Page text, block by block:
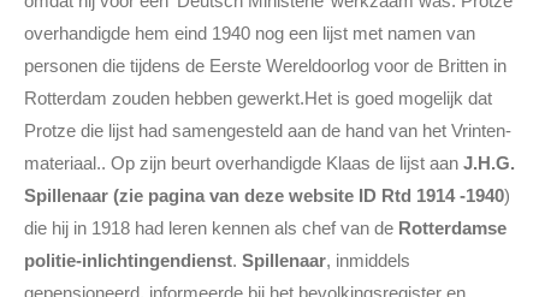
overhandigde hem eind 1940 nog een lijst met namen van
personen die tijdens de Eerste Wereldoorlog voor de Britten in
Rotterdam zouden hebben gewerkt.Het is goed mogelijk dat
Protze die lijst had samengesteld aan de hand van het Vrinten-
materiaal.. Op zijn beurt overhandigde Klaas de lijst aan J.H.G.
Spillenaar (zie pagina van deze website ID Rtd 1914 -1940)
die hij in 1918 had leren kennen als chef van de Rotterdamse
politie-inlichtingendienst. Spillenaar, inmiddels
gepensioneerd, informeerde bij het bevolkingsregister en